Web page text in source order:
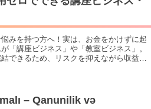
みを持つ方へ！実は、お金をかけずに起
「講座ビジネス」や「教室ビジネス」。
できるため、リスクを抑えながら収益を
– Qanunilik və